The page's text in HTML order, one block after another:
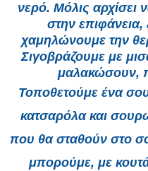
νερό. Μόλις αρχίσει
στην επιφάνεια,
χαμηλώνουμε την
Σιγοβράζουμε με
μαλακώσουν,
Τοποθετούμε ένα
κατσαρόλα και
που θα σταθούν στο
μπορούμε, με